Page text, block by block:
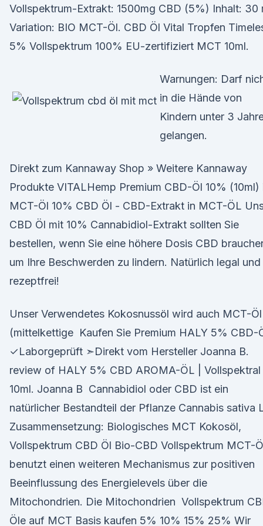
Vollspektrum-Extrakt: 1500mg CBD (5%) Inhalt: 30
Variation: BIO MCT-Öl. CBD Öl Vital Tropfen
5% Vollspektrum 100% EU-zertifiziert MCT 10ml.
Warnungen: Darf
in die Hände von
Kindern unter 3
gelangen.
Direkt zum Kannaway Shop » Weitere Kannaway
Produkte VITALHemp Premium CBD-Öl 10% (10ml)
MCT-Öl 10% CBD Öl - CBD-Extrakt in MCT-ÖL
CBD Öl mit 10% Cannabidiol-Extrakt sollten Sie
bestellen, wenn Sie eine höhere Dosis CBD
um Ihre Beschwerden zu lindern. Natürlich legal und
rezeptfrei!
Unser Verwendetes Kokosnussöl wird auch MCT-Öl
(mittelkettige Kaufen Sie Premium HALY 5% CBD-
✓Laborgeprüft ➣Direkt vom Hersteller Joanna B.
review of HALY 5% CBD AROMA-ÖL | Vollspektral |
10ml. Joanna B Cannabidiol oder CBD ist ein
natürlicher Bestandteil der Pflanze Cannabis sativa
Zusammensetzung: Biologisches MCT Kokosöl,
Vollspektrum CBD Öl Bio-CBD Vollspektrum MCT-
benutzt einen weiteren Mechanismus zur positiven
Beeinflussung des Energielevels über die
Mitochondrien. Die Mitochondrien Vollspektrum
Öle auf MCT Basis kaufen 5% 10% 15% 25% Wir